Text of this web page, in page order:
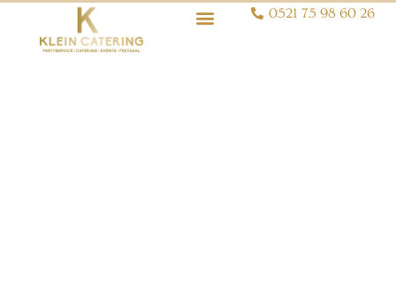
0521 75 98 60 26